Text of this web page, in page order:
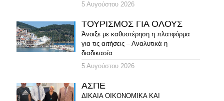
5 Αυγούστου 2026
ΤΟΥΡΙΣΜΟΣ ΓΙΑ ΟΛΟΥΣ
Άνοιξε με καθυστέρηση η πλατφόρμα
για τις αιτήσεις – Αναλυτικά η
διαδικασία
5 Αυγούστου 2026
ΑΣΠΕ
ΔΙΚΑΙΑ ΟΙΚΟΝΟΜΙΚΑ ΚΑΙ